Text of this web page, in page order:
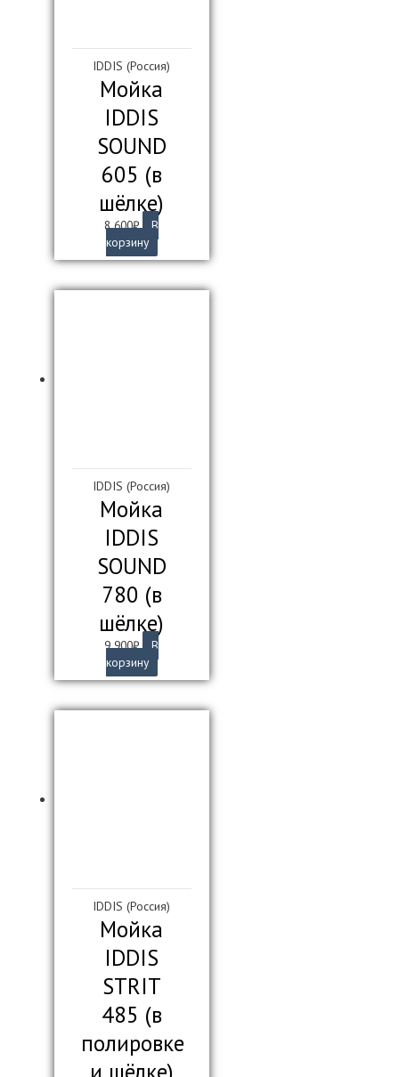
IDDIS (Россия)
Мойка
IDDIS
SOUND
605 (в
шёлке)
8 600₽
В
корзину
IDDIS (Россия)
Мойка
IDDIS
SOUND
780 (в
шёлке)
9 900₽
В
корзину
IDDIS (Россия)
Мойка
IDDIS
STRIT
485 (в
полировке